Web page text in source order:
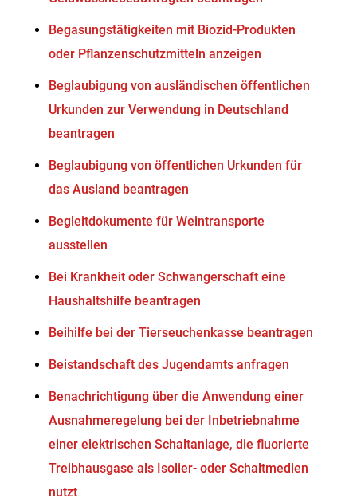
Begasungstätigkeiten mit Biozid-Produkten
oder Pflanzenschutzmitteln anzeigen
Beglaubigung von ausländischen öffentlichen
Urkunden zur Verwendung in Deutschland
beantragen
Beglaubigung von öffentlichen Urkunden für
das Ausland beantragen
Begleitdokumente für Weintransporte
ausstellen
Bei Krankheit oder Schwangerschaft eine
Haushaltshilfe beantragen
Beihilfe bei der Tierseuchenkasse beantragen
Beistandschaft des Jugendamts anfragen
Benachrichtigung über die Anwendung einer
Ausnahmeregelung bei der Inbetriebnahme
einer elektrischen Schaltanlage, die fluorierte
Treibhausgase als Isolier- oder Schaltmedien
nutzt